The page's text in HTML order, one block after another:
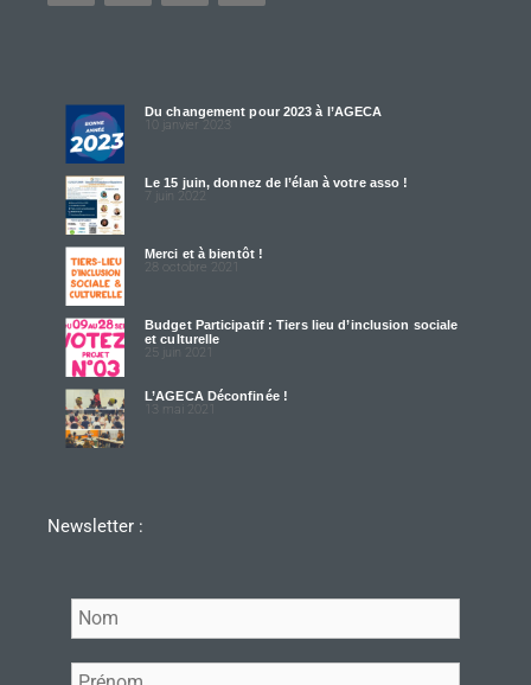
Du changement pour 2023 à l’AGECA
10 janvier 2023
Le 15 juin, donnez de l’élan à votre asso !
7 juin 2022
Merci et à bientôt !
28 octobre 2021
Budget Participatif : Tiers lieu d’inclusion sociale
et culturelle
25 juin 2021
L’AGECA Déconfinée !
13 mai 2021
Newsletter :